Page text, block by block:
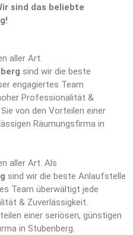
sind das beliebte
aller Art.
sind wir die beste
engagiertes Team
Professionalität &
von den Vorteilen einer
Räumungsfirma in
aller Art. Als
sind wir die beste Anlaufstelle
Team überwältigt jede
& Zuverlässigkeit.
einer seriösen, günstigen
in Stubenberg.